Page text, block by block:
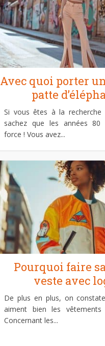
Avec quoi porter
patte
Si vous êtes à la recherche
sachez que les années 80
force ! Vous avez...
Pourquoi faire
veste avec
De plus en plus, on
aiment bien les vêtements
Concernant les...